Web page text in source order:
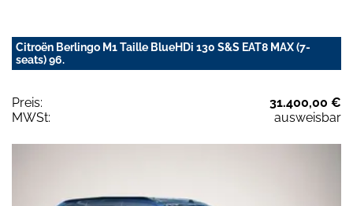
Citroën Berlingo M1 Taille BlueHDi 130 S&S EAT8 MAX (7-
seats) 96.
Preis:
31.400,00 €
MWSt:
ausweisbar